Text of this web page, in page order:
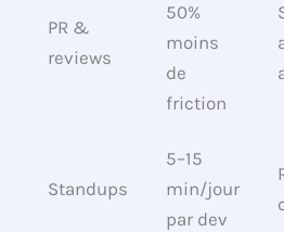
PR &
reviews
50%
moins
de
friction
Standups
5–15
min/jour
par dev